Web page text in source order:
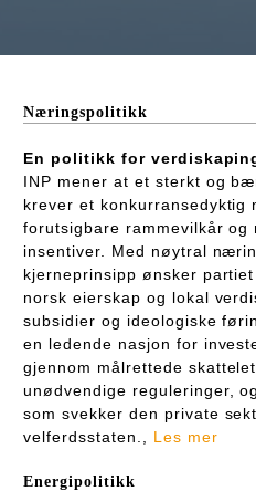
Næringspolitikk
En politikk for
INP mener at et sterkt og
krever et konkurransedyktig
forutsigbare rammevilkår og
insentiver. Med nøytral
kjerneprinsipp ønsker
norsk eierskap og lokal
subsidier og ideologiske
en ledende nasjon for
gjennom målrettede
unødvendige reguleringer,
som svekker den private
velferdsstaten., Les mer
Energipolitikk